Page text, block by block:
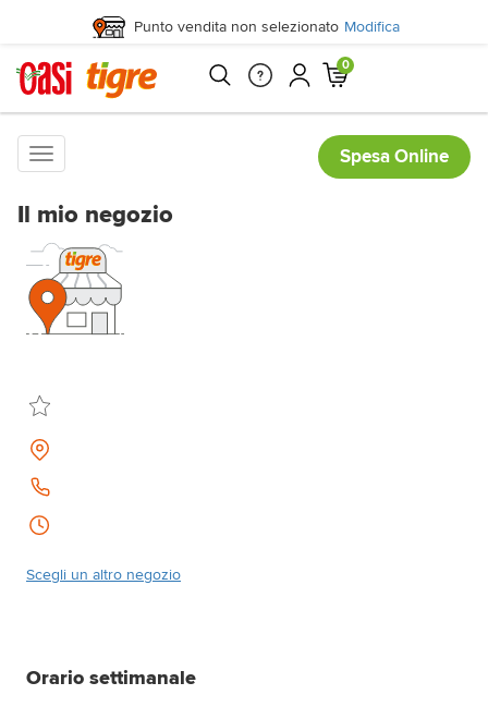
Punto vendita non selezionato Modifica
0
Toggle
navigation
Spesa Online
Il mio negozio
Scegli un altro negozio
Orario settimanale